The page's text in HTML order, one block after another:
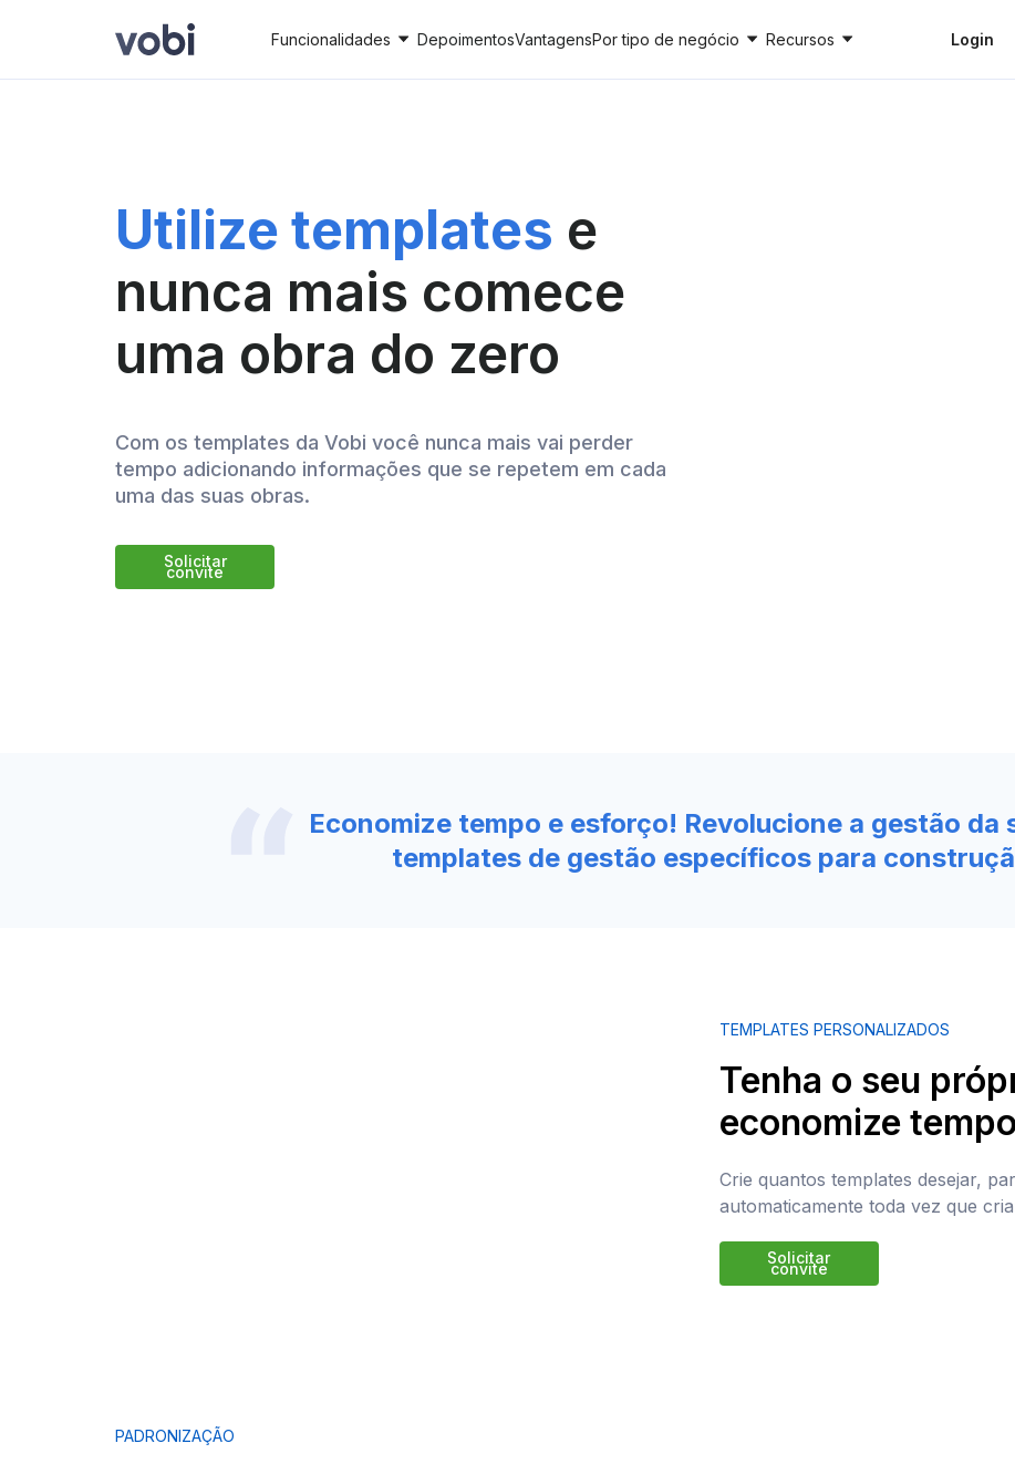
Funcionalidades DepoimentosVantagensPor tipo de negócio Recursos Login
Utilize templates e
nunca mais comece
uma obra do zero
Com os templates da Vobi você nunca mais vai perder
tempo adicionando informações que se repetem em cada
uma das suas obras.
Solicitar
convite
Economize tempo e esforço! Revolucione a gestão da
templates de gestão específicos para
TEMPLATES PERSONALIZADOS
Tenha o seu
economize tempo
Crie quantos templates desejar,
automaticamente toda vez que
Solicitar
convite
PADRONIZAÇÃO